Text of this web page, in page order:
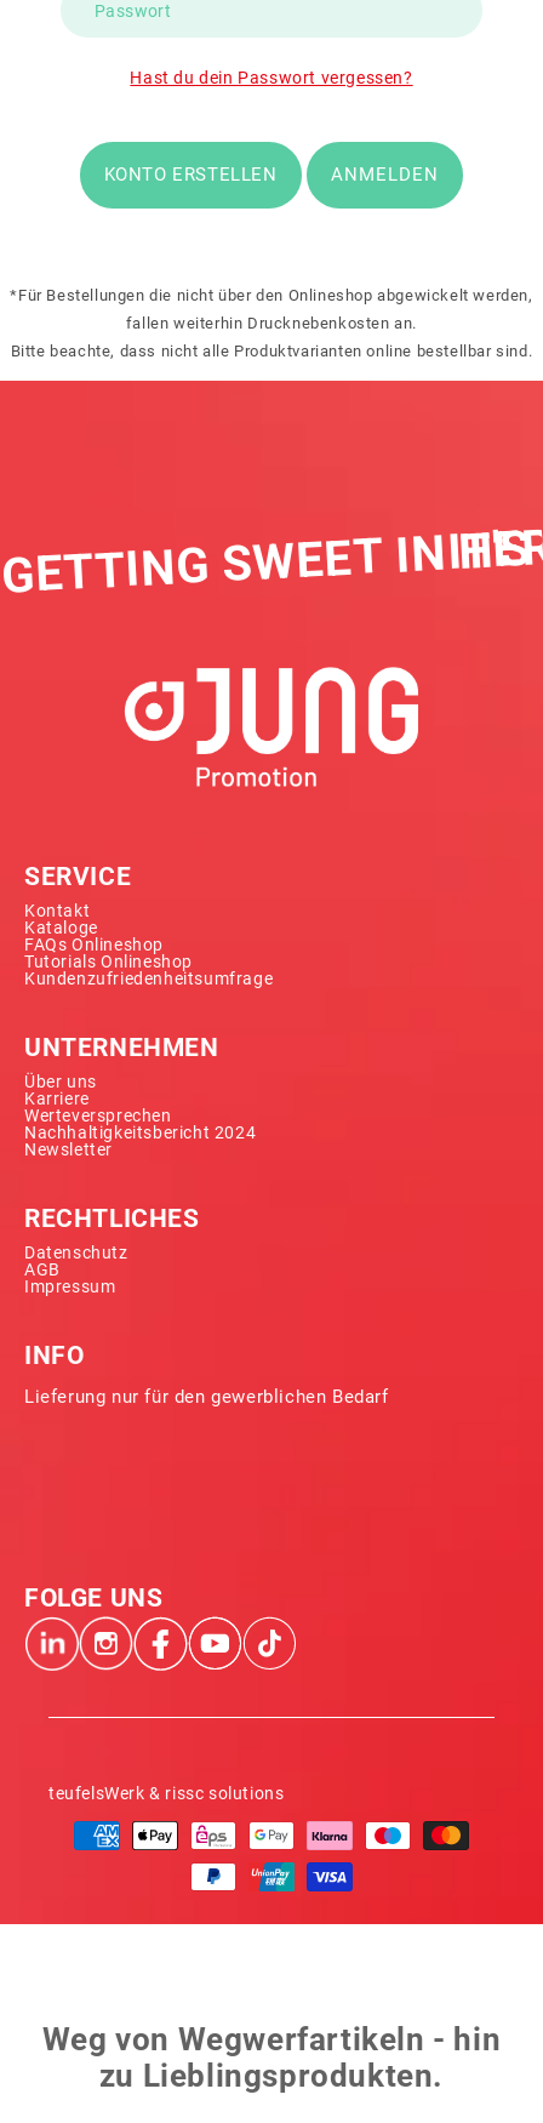
Hast du dein Passwort vergessen?
KONTO ERSTELLEN ANMELDEN
*Für Bestellungen die nicht über den Onlineshop abgewickelt werden,
fallen weiterhin Drucknebenkosten an.
Bitte beachte, dass nicht alle Produktvarianten online bestellbar sind.
SWEET INIT'S
SERVICE
Kontakt
Kataloge
FAQs Onlineshop
Tutorials Onlineshop
Kundenzufriedenheitsumfrage
UNTERNEHMEN
Über uns
Karriere
Werteversprechen
Nachhaltigkeitsbericht 2024
Newsletter
RECHTLICHES
Datenschutz
AGB
Impressum
INFO
Lieferung nur für den gewerblichen Bedarf
FOLGE UNS
teufelsWerk & rissc solutions
Zahlungsmethoden
Weg von Wegwerfartikeln - hin
zu Lieblingsprodukten.